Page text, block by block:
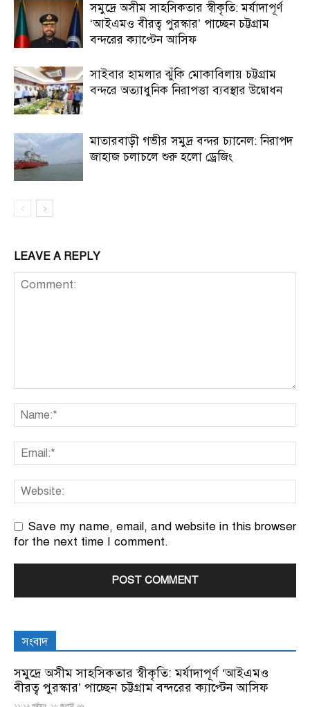
সমুদ্রে অসীম সাহসিকতার স্বীকৃতি: মর্যাদাপূর্ণ
‘আইএমও বীরত্ব পুরস্কার’ পাচ্ছেন চট্টগ্রাম
বন্দরের ক্যাপ্টেন আসিফ
সাইবার হামলার ঝুঁকি মোকাবিলায় চট্টগ্রাম
বন্দরে অত্যাধুনিক নিরাপত্তা ব্যবস্থার উদ্বোধন
মাতারবাড়ী গভীর সমুদ্র বন্দর চ্যানেল: নিরাপদ
জাহাজ চলাচলে শুরু হলো ড্রেজিং
LEAVE A REPLY
Save my name, email, and website in this browser
for the next time I comment.
সংবাদ
সমুদ্রে অসীম সাহসিকতার স্বীকৃতি: মর্যাদাপূর্ণ ‘আইএমও
বীরত্ব পুরস্কার’ পাচ্ছেন চট্টগ্রাম বন্দরের ক্যাপ্টেন আসিফ
১১:১২ পূর্বাহ্ন, ১০ জুলাই ২৬